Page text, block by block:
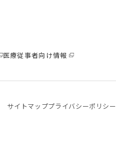
医療従事者向け情報
サイトマッププライバシーポリシー